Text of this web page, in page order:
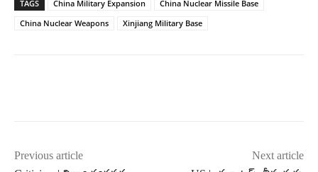
TAGS China Military Expansion
China Nuclear Missile Base
China Nuclear Weapons
Xinjiang Military Base
Previous article
Next article